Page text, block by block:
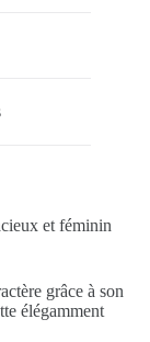
et féminin
grâce à son
élégamment